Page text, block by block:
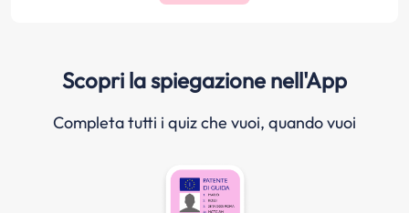
Scopri la spiegazione nell'App
Completa tutti i quiz che vuoi, quando vuoi